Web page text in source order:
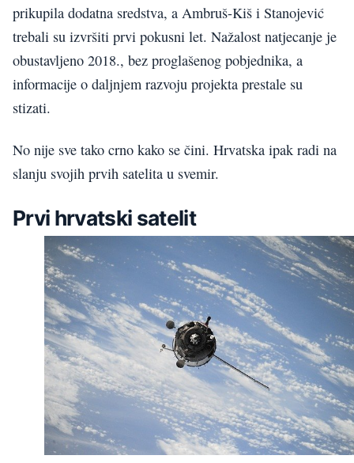
prikupila dodatna sredstva, a Ambruš-Kiš i Stanojević
trebali su izvršiti prvi pokusni let. Nažalost natjecanje je
obustavljeno 2018., bez proglašenog pobjednika, a
informacije o daljnjem razvoju projekta prestale su
stizati.
No nije sve tako crno kako se čini. Hrvatska ipak radi na
slanju svojih prvih satelita u svemir.
Prvi hrvatski satelit